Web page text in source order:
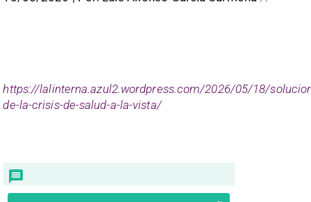
https://lalinterna.azul2.wordpress.com/2026/05/18/
de-la-crisis-de-salud-a-la-vista/